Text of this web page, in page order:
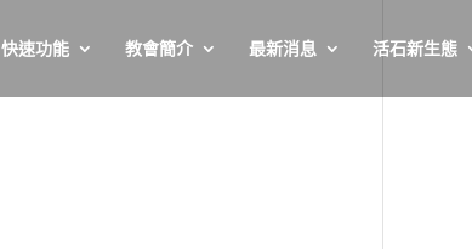
快速功能 教會簡介 最新消息 活石新生態